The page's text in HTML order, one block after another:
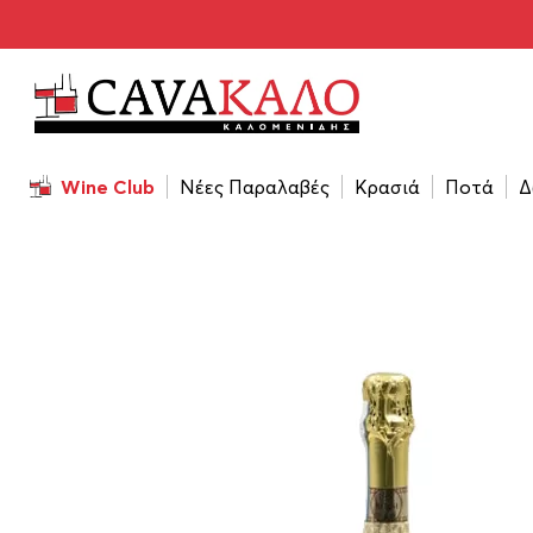
Wine Club Νέες Παραλαβές Κρασιά Ποτά